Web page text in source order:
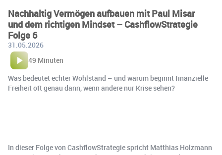
Nachhaltig Vermögen aufbauen mit Paul Misar
und dem richtigen Mindset – CashflowStrategie
Folge 6
31.05.2026
49 Minuten
Was bedeutet echter Wohlstand – und warum beginnt finanzielle
Freiheit oft genau dann, wenn andere nur Krise sehen?
In dieser Folge von CashflowStrategie spricht Matthias Holzmann